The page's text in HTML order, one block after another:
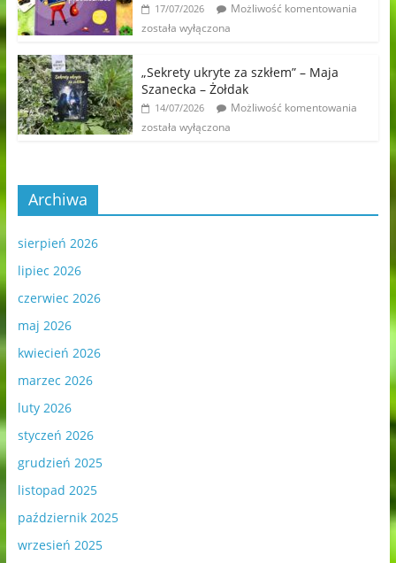
17/07/2026
Możliwość komentowania
została wyłączona
„Sekrety ukryte za szkłem” – Maja
Szanecka – Żołdak
14/07/2026
Możliwość komentowania
została wyłączona
Archiwa
sierpień 2026
lipiec 2026
czerwiec 2026
maj 2026
kwiecień 2026
marzec 2026
luty 2026
styczeń 2026
grudzień 2025
listopad 2025
październik 2025
wrzesień 2025